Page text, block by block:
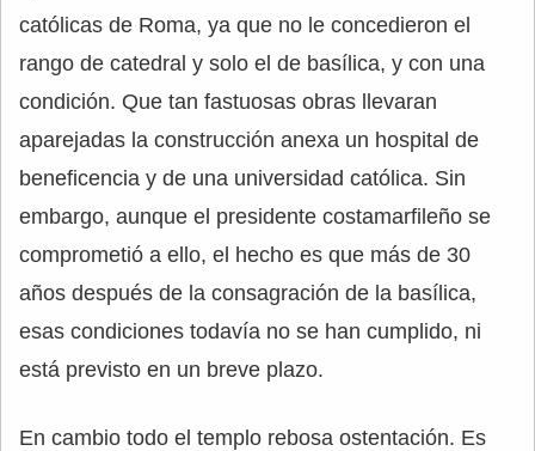
católicas de Roma, ya que no le concedieron el
rango de catedral y solo el de basílica, y con una
condición. Que tan fastuosas obras llevaran
aparejadas la construcción anexa un hospital de
beneficencia y de una universidad católica. Sin
embargo, aunque el presidente costamarfileño se
comprometió a ello, el hecho es que más de 30
años después de la consagración de la basílica,
esas condiciones todavía no se han cumplido, ni
está previsto en un breve plazo.
En cambio todo el templo rebosa ostentación. Es